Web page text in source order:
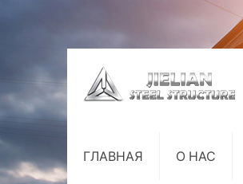
ГЛАВНАЯ О НАС